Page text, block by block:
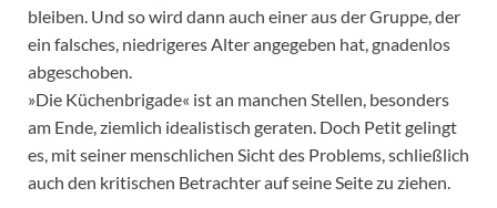
bleiben. Und so wird dann auch einer aus der Gruppe, der
ein falsches, niedrigeres Alter angegeben hat, gnadenlos
abgeschoben.
»Die Küchenbrigade« ist an manchen Stellen, besonders
am Ende, ziemlich idealistisch geraten. Doch Petit gelingt
es, mit seiner menschlichen Sicht des Problems, schließlich
auch den kritischen Betrachter auf seine Seite zu ziehen.